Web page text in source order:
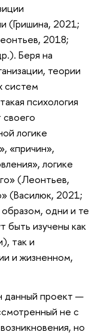
(Гришина, 2021;
2018;
Беря на
теории
систем
психология
логике
«причин»,
логике
(Леонтьев,
(Василюк, 2021;
одни и те
быть изучены как
так и
и жизненном,
данный проект —
не с
но